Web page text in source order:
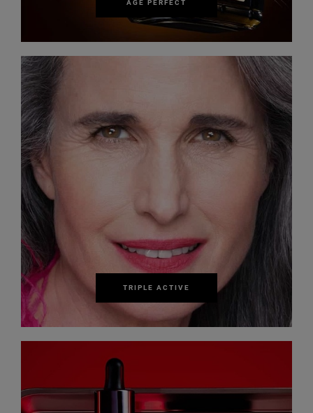
AGE PERFECT
TRIPLE ACTIVE